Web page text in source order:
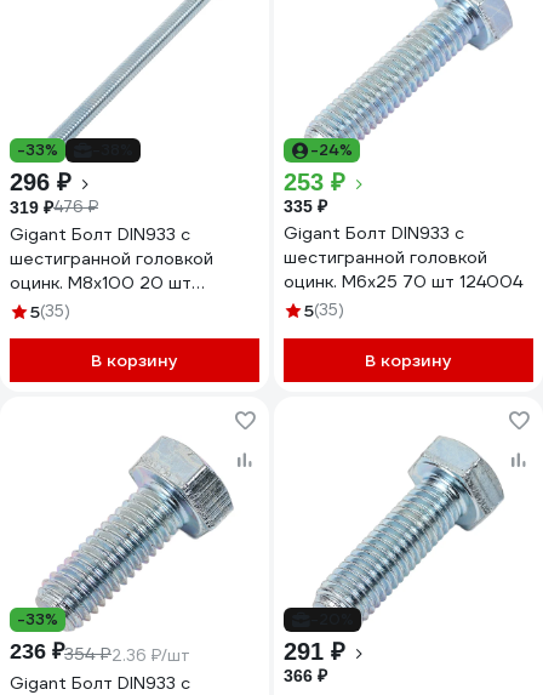
-33%
296 ₽
319 ₽476 ₽
Gigant Болт DIN933 с
шестигранной головкой
оцинк. М8x100 20 шт
124006
5(35)
В корзину
-24%
253 ₽
335 ₽
Gigant Болт DIN933 с
шестигранной головкой
оцинк. М6x25 70 шт 124004
5(35)
В корзину
-33%
236 ₽354 ₽2.36 ₽/шт
Gigant Болт DIN933 с
291 ₽
366 ₽